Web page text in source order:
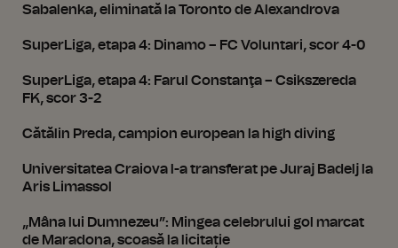
Sabalenka, eliminată la Toronto de Alexandrova
SuperLiga, etapa 4: Dinamo – FC Voluntari, scor 4-0
SuperLiga, etapa 4: Farul Constanţa – Csikszereda
FK, scor 3-2
Cătălin Preda, campion european la high diving
Universitatea Craiova l-a transferat pe Juraj Badelj la
Aris Limassol
„Mâna lui Dumnezeu”: Mingea celebrului gol marcat
de Maradona, scoasă la licitație